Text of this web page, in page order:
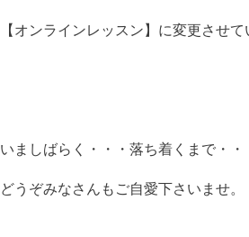
【オンラインレッスン】に変更させて
いましばらく・・・落ち着くまで・・
どうぞみなさんもご自愛下さいませ。